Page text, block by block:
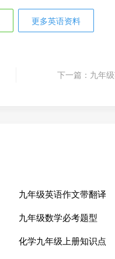
更多英语资料
下一篇： 九年
九年级英语作文带翻译
九年级数学必考题型
化学九年级上册知识点